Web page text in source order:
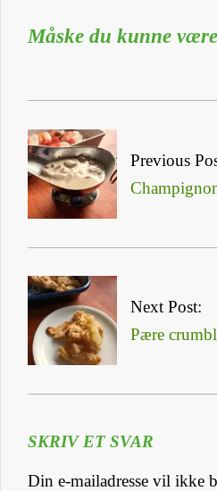
Måske du kunne
08-
28
Previous
Next Post:
Pære
SKRIV ET SVAR
Din e-mailadresse vil ikke